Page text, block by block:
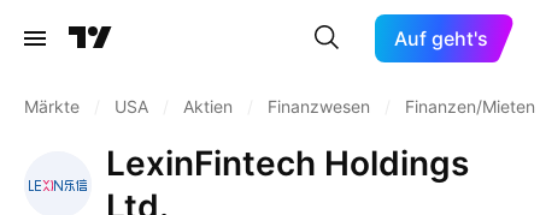
Auf geht's
Märkte USA Aktien Finanzwesen Finanzen/
LexinFintech Holdings
Ltd.